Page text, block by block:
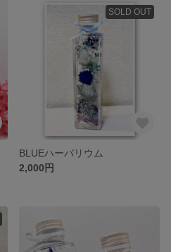
SOLD OUT
BLUEハーバリウム
2,000円